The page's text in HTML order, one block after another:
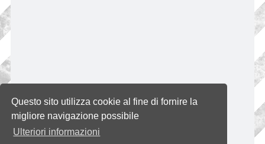
Questo sito utilizza cookie al fine di fornire la
migliore navigazione possibile
Ulteriori informazioni